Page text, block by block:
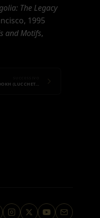
The Legacy
1995
and Motifs,
(LUCCHET…